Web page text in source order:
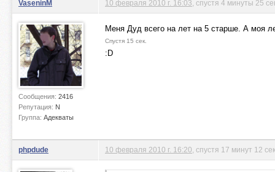
VaseninM
Сообщения: 2416
Репутация: N
Группа: Адекваты
10 февраля 2010 г. 16:03 , спустя 4 минуты 25
Меня Дуд всего на лет на 5 старше. А моя
Спустя 15 сек.
:D
phpdude 10 февраля 2010 г. 16:20 , спустя 17 минут 12